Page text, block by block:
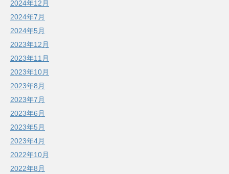
2024年12月
2024年7月
2024年5月
2023年12月
2023年11月
2023年10月
2023年8月
2023年7月
2023年6月
2023年5月
2023年4月
2022年10月
2022年8月